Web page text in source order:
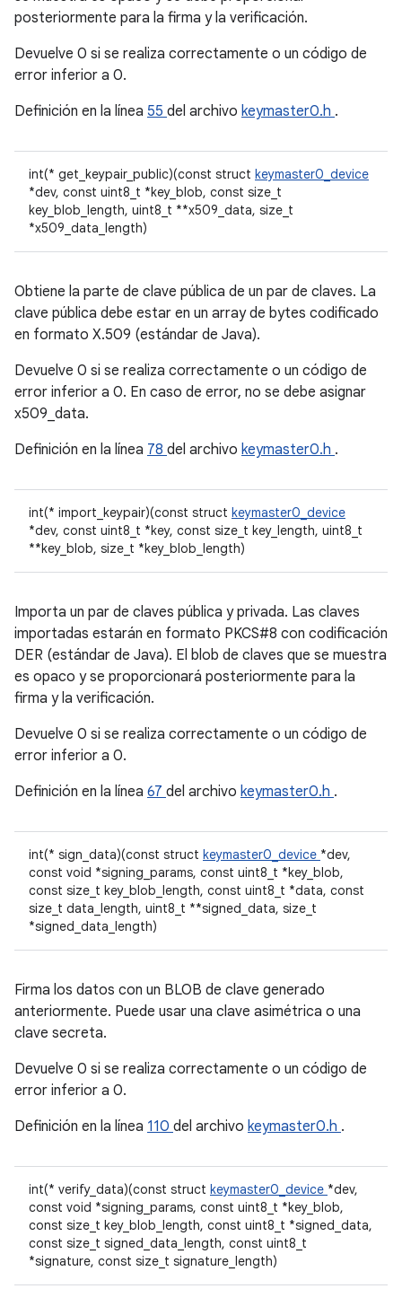
posteriormente para la firma y la verificación.
Devuelve 0 si se realiza correctamente o un código de
error inferior a 0.
Definición en la línea 55 del archivo keymaster0.h .
int(* get_keypair_public)(const struct keymaster0_device
*dev, const uint8_t *key_blob, const size_t
key_blob_length, uint8_t **x509_data, size_t
*x509_data_length)
Obtiene la parte de clave pública de un par de claves. La
clave pública debe estar en un array de bytes codificado
en formato X.509 (estándar de Java).
Devuelve 0 si se realiza correctamente o un código de
error inferior a 0. En caso de error, no se debe asignar
x509_data.
Definición en la línea 78 del archivo keymaster0.h .
int(* import_keypair)(const struct keymaster0_device
*dev, const uint8_t *key, const size_t key_length, uint8_t
**key_blob, size_t *key_blob_length)
Importa un par de claves pública y privada. Las claves
importadas estarán en formato PKCS#8 con codificación
DER (estándar de Java). El blob de claves que se muestra
es opaco y se proporcionará posteriormente para la
firma y la verificación.
Devuelve 0 si se realiza correctamente o un código de
error inferior a 0.
Definición en la línea 67 del archivo keymaster0.h .
int(* sign_data)(const struct keymaster0_device *dev,
const void *signing_params, const uint8_t *key_blob,
const size_t key_blob_length, const uint8_t *data, const
size_t data_length, uint8_t **signed_data, size_t
*signed_data_length)
Firma los datos con un BLOB de clave generado
anteriormente. Puede usar una clave asimétrica o una
clave secreta.
Devuelve 0 si se realiza correctamente o un código de
error inferior a 0.
Definición en la línea 110 del archivo keymaster0.h .
int(* verify_data)(const struct keymaster0_device *dev,
const void *signing_params, const uint8_t *key_blob,
const size_t key_blob_length, const uint8_t *signed_data,
const size_t signed_data_length, const uint8_t
*signature, const size_t signature_length)